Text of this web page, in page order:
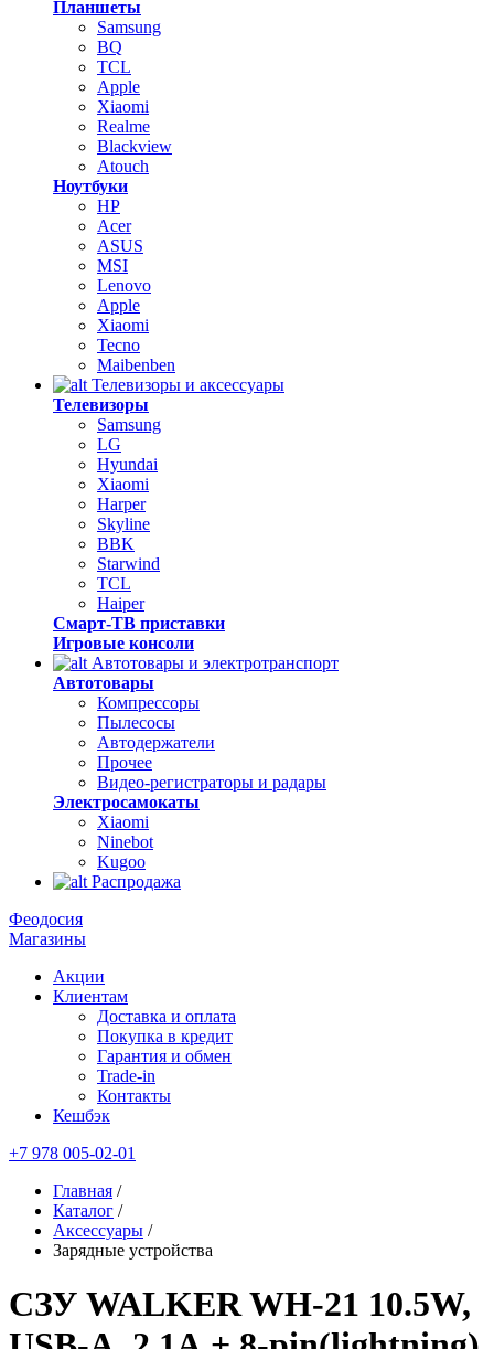
Планшеты
Samsung
BQ
TCL
Apple
Xiaomi
Realme
Blackview
Atouch
Ноутбуки
HP
Acer
ASUS
MSI
Lenovo
Apple
Xiaomi
Tecno
Maibenben
Телевизоры и аксессуары
Телевизоры
Samsung
LG
Hyundai
Xiaomi
Harper
Skyline
BBK
Starwind
TCL
Haiper
Смарт-ТВ приставки
Игровые консоли
Автотовары и электротранспорт
Автотовары
Компрессоры
Пылесосы
Автодержатели
Прочее
Видео-регистраторы и радары
Электросамокаты
Xiaomi
Ninebot
Kugoo
Распродажа
Феодосия
Магазины
Акции
Клиентам
Доставка и оплата
Покупка в кредит
Гарантия и обмен
Trade-in
Контакты
Кешбэк
+7 978 005-02-01
Главная /
Каталог /
Аксессуары /
Зарядные устройства
СЗУ WALKER WH-21 10.5W,